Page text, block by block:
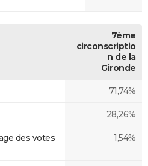
7ème
circonscriptio
n de la
Gironde
71,74%
28,26%
des votes
1,54%